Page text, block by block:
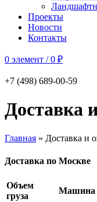
Проекты
Новости
Контакты
0 элемент / 0 ₽
+7 (498) 689-00-59
Доставка
Главная » Доставка и
Доставка по Москве
Объем
груза
Машина